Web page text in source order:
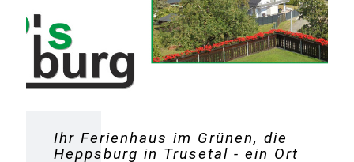
Ihr Ferienhaus im Grünen, die
Heppsburg in Trusetal - ein Ort